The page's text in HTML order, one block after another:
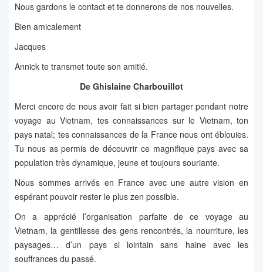
Nous gardons le contact et te donnerons de nos nouvelles.
Bien amicalement
Jacques
Annick te transmet toute son amitié.
De Ghislaine Charbouillot
Merci encore de nous avoir fait si bien partager pendant notre
voyage au Vietnam, tes connaissances sur le Vietnam, ton
pays natal; tes connaissances de la France nous ont éblouies.
Tu nous as permis de découvrir ce magnifique pays avec sa
population très dynamique, jeune et toujours souriante.
Nous sommes arrivés en France avec une autre vision en
espérant pouvoir rester le plus zen possible.
On a apprécié l’organisation parfaite de ce voyage au
Vietnam, la gentillesse des gens rencontrés, la nourriture, les
paysages… d’un pays si lointain sans haine avec les
souffrances du passé.